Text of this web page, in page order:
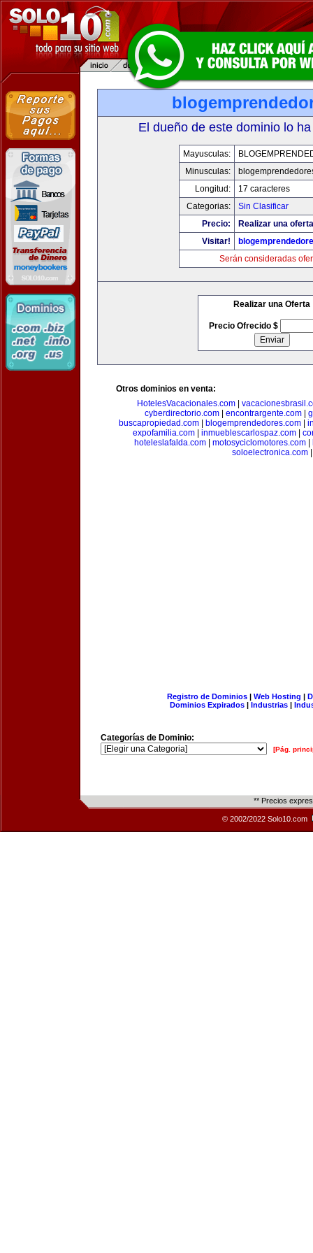
El dueño de este dominio lo
Mayusculas:
Minusculas:
Longitud:
17 caracteres
Categorias:
Sin Clasificar
Precio:
Realizar una
Visitar!
Serán consideradas
Realizar una Oferta
Precio Ofrecido $
Otros dominios en venta:
HotelesVacacionales.com|
cyberdirectorio.com| encontrargente.com|
buscapropiedad.com| blogemprendedores.com|
expofamilia.com| inmueblescarlospaz.com|
hoteleslafalda.com| motosyciclomotores.com|
soloelectronica.com|
Registro de Dominios| Web Hosting |
Dominios Expirados | Industrias |
Categorías de Dominio:
[Pág.
** Precios
© 2002/2022 Solo10.com